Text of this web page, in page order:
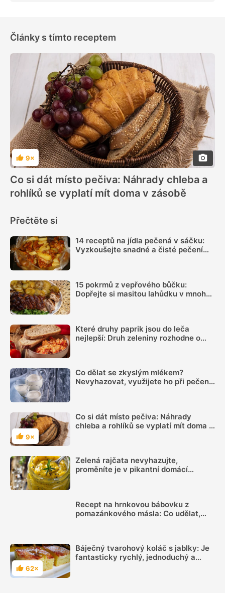
Články s tímto receptem
Hodnocení
9×
Co si dát místo pečiva: Náhrady chleba a
rohlíků se vyplatí mít doma v zásobě
Přečtěte si
14 receptů na jídla pečená v sáčku:
Vyzkoušejte snadné a čisté pečení
15 pokrmů z vepřového bůčku:
Dopřejte si masitou lahůdku v mnoha
Které druhy paprik jsou do leča
nejlepší: Druh zeleniny rozhodne o
Co dělat se zkyslým mlékem?
Nevyhazovat, využijete ho při pečení i
Hodnocení
9×
Co si dát místo pečiva: Náhrady
chleba a rohlíků se vyplatí mít doma v
Zelená rajčata nevyhazujte,
proměníte je v pikantní domácí
Recept na hrnkovou bábovku z
pomazánkového másla: Co udělat,
Hodnocení
62×
Báječný tvarohový koláč s jablky: Je
fantasticky rychlý, jednoduchý a